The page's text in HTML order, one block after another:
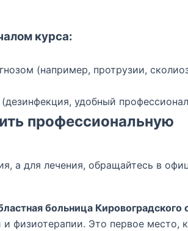
курса:
(например, протрузии,
удобный
профессиональную
а для лечения, обращайтесь в
больница Кировоградского
физиотерапии. Это первое место,